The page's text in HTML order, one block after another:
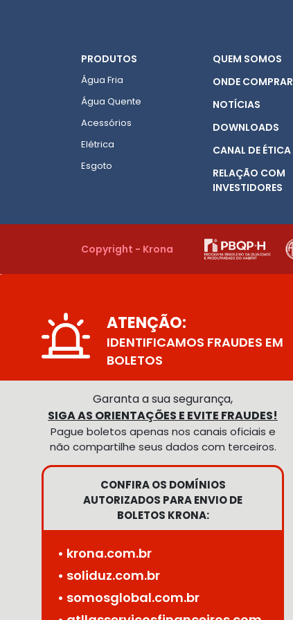
PRODUTOS
Água Fria
Água Quente
Acessórios
Elétrica
Esgoto
QUEM SOMOS
ONDE COMPRAR
NOTÍCIAS
DOWNLOADS
CANAL DE ÉTICA
RELAÇÃO COM
INVESTIDORES
Copyright - Krona
ATENÇÃO:
IDENTIFICAMOS FRAUDES EM
BOLETOS
Garanta a sua segurança,
SIGA AS ORIENTAÇÕES E EVITE FRAUDES!
Pague boletos apenas nos canais oficiais e
não compartilhe seus dados com terceiros.
CONFIRA OS DOMÍNIOS
AUTORIZADOS PARA ENVIO DE
BOLETOS KRONA:
• krona.com.br
• soliduz.com.br
• somosglobal.com.br